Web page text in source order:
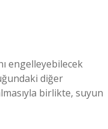
engelleyebilecek
diğer
birlikte, suyun